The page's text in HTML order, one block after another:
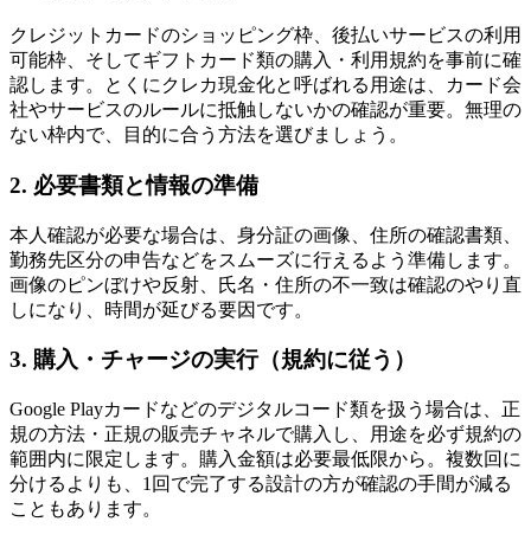
クレジットカードのショッピング枠、後払いサービスの利用
可能枠、そしてギフトカード類の購入・利用規約を事前に確
認します。とくにクレカ現金化と呼ばれる用途は、カード会
社やサービスのルールに抵触しないかの確認が重要。無理の
ない枠内で、目的に合う方法を選びましょう。
2. 必要書類と情報の準備
本人確認が必要な場合は、身分証の画像、住所の確認書類、
勤務先区分の申告などをスムーズに行えるよう準備します。
画像のピンぼけや反射、氏名・住所の不一致は確認のやり直
しになり、時間が延びる要因です。
3. 購入・チャージの実行（規約に従う）
Google Playカードなどのデジタルコード類を扱う場合は、正
規の方法・正規の販売チャネルで購入し、用途を必ず規約の
範囲内に限定します。購入金額は必要最低限から。複数回に
分けるよりも、1回で完了する設計の方が確認の手間が減る
こともあります。